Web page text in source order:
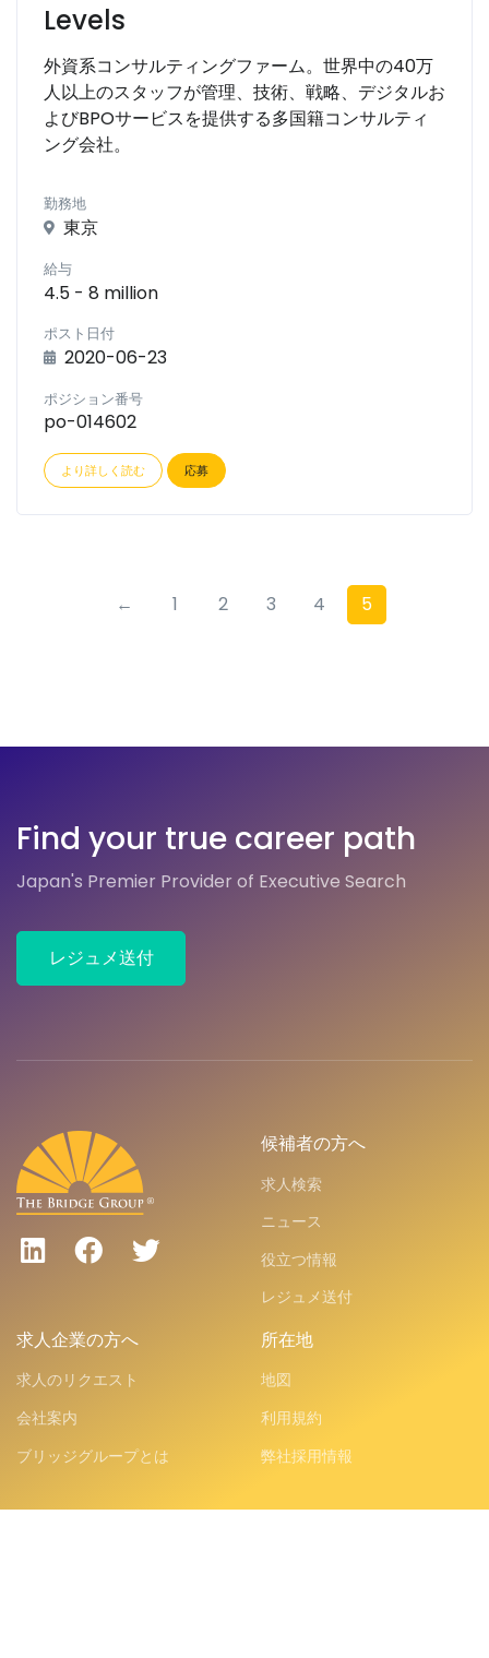
Levels
外資系コンサルティングファーム。世界中の40万
人以上のスタッフが管理、技術、戦略、デジタルお
よびBPOサービスを提供する多国籍コンサルティ
ング会社。
勤務地
東京
給与
4.5 - 8 million
ポスト日付
2020-06-23
ポジション番号
po-014602
より詳しく読む 応募
← 1 2 3 4 5
Find your true career path
Japan's Premier Provider of Executive Search
レジュメ送付
候補者の方へ
求人検索
ニュース
役立つ情報
レジュメ送付
求人企業の方へ
求人のリクエスト
会社案内
ブリッジグループとは
所在地
地図
利用規約
弊社採用情報